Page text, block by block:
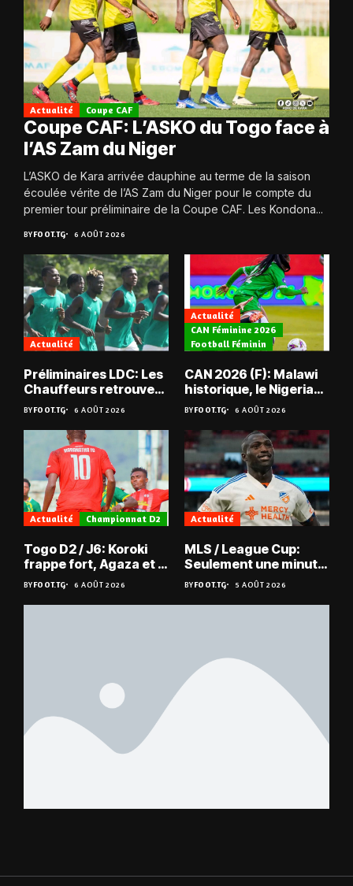
Actualité Coupe CAF
Coupe CAF: L’ASKO du Togo face à
l’AS Zam du Niger
L’ASKO de Kara arrivée dauphine au terme de la saison
écoulée vérite de l’AS Zam du Niger pour le compte du
premier tour préliminaire de la Coupe CAF. Les Kondona...
BYFOOT.TG 6 AOÛT 2026
Actualité
Préliminaires LDC: Les
Chauffeurs retrouvent
les Mimos
BYFOOT.TG 6 AOÛT 2026
Actualité
CAN Féminine 2026
Football Féminin
CAN 2026 (F): Malawi
historique, le Nigeria
sauvé, la Zambie
éliminée
BYFOOT.TG 6 AOÛT 2026
Actualité Championnat D2
Togo D2 / J6: Koroki
frappe fort, Agaza et la
JCA assurent,
suspense avant Sara
FC – Doumbé FC
BYFOOT.TG 6 AOÛT 2026
Actualité
MLS / League Cup:
Seulement une minute
de jeu pour Kévin
Denkey
BYFOOT.TG 5 AOÛT 2026